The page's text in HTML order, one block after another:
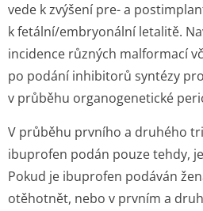
vede k zvýšení pre- a
k fetální/embry­onální letalitě.
incidence různých malformací
po podání inhibitorů syntézy
v průběhu organogenetické
V průběhu prvního a druhého
ibuprofen podán pouze tehdy,
Pokud je ibuprofen podáván
otěhotnět, nebo v prvním a